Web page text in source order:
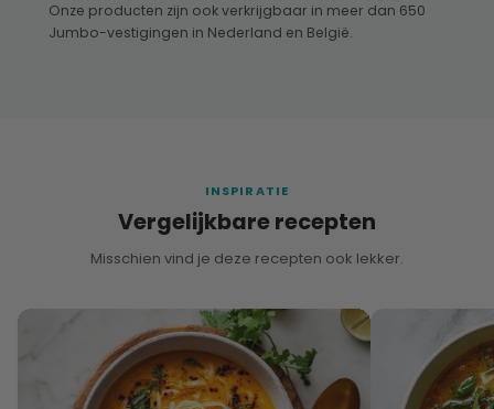
Onze producten zijn ook verkrijgbaar in meer dan 650
Jumbo-vestigingen in Nederland en België.
INSPIRATIE
Vergelijkbare recepten
Misschien vind je deze recepten ook lekker.